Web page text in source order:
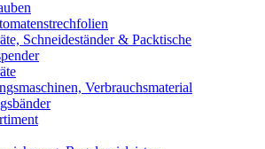
Schneideständer & Packtische
Verbrauchsmaterial